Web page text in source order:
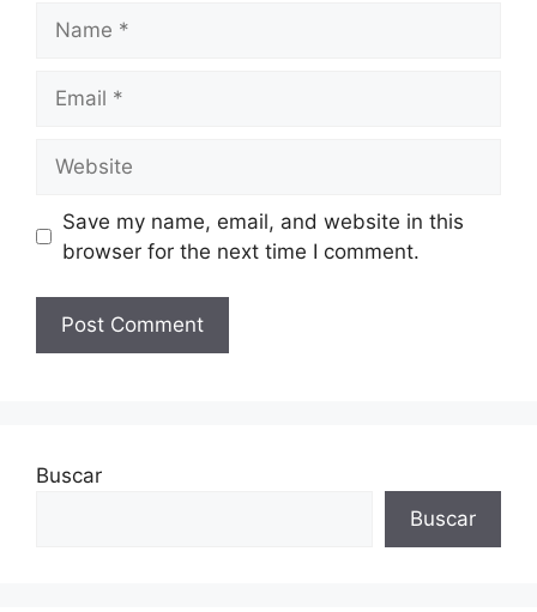
Save my name, email, and website in this
browser for the next time I comment.
Buscar
Buscar